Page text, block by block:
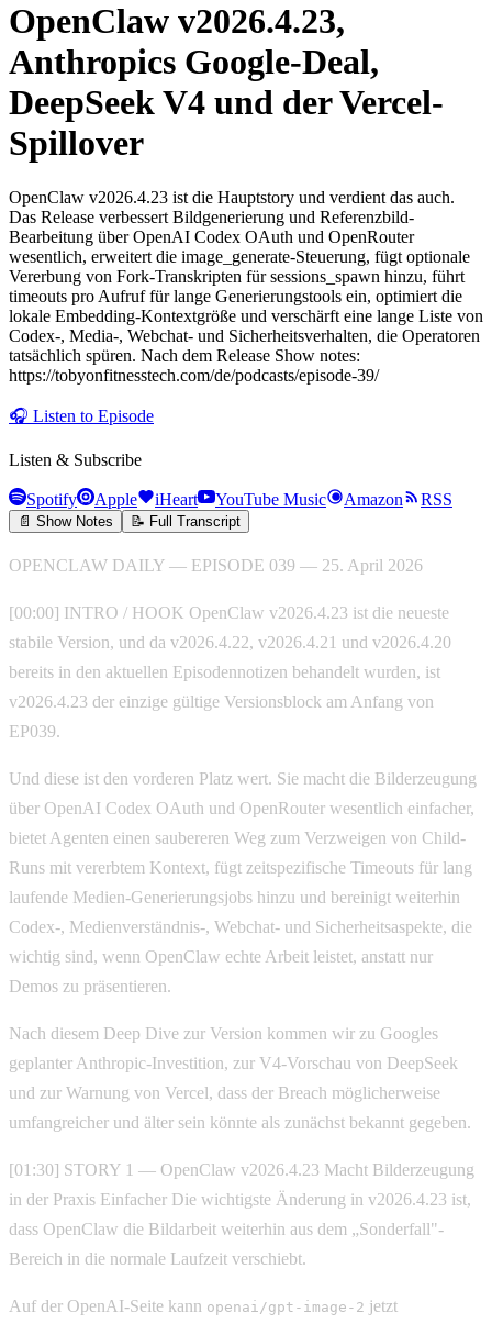
OpenClaw v2026.4.23,
Anthropics Google-Deal,
DeepSeek V4 und der Vercel-
Spillover
OpenClaw v2026.4.23 ist die Hauptstory und verdient das auch.
Das Release verbessert Bildgenerierung und Referenzbild-
Bearbeitung über OpenAI Codex OAuth und OpenRouter
wesentlich, erweitert die image_generate-Steuerung, fügt optionale
Vererbung von Fork-Transkripten für sessions_spawn hinzu, führt
timeouts pro Aufruf für lange Generierungstools ein, optimiert die
lokale Embedding-Kontextgröße und verschärft eine lange Liste von
Codex-, Media-, Webchat- und Sicherheitsverhalten, die Operatoren
tatsächlich spüren. Nach dem Release Show notes:
https://tobyonfitnesstech.com/de/podcasts/episode-39/
🎧 Listen to Episode
Listen & Subscribe
Spotify Apple iHeart YouTube Music Amazon RSS
📄 Show Notes 📝 Full Transcript
OPENCLAW DAILY — EPISODE 039 — 25. April 2026
[00:00] INTRO / HOOK OpenClaw v2026.4.23 ist die neueste
stabile Version, und da v2026.4.22, v2026.4.21 und v2026.4.20
bereits in den aktuellen Episodennotizen behandelt wurden, ist
v2026.4.23 der einzige gültige Versionsblock am Anfang von
EP039.
Und diese ist den vorderen Platz wert. Sie macht die Bilderzeugung
über OpenAI Codex OAuth und OpenRouter wesentlich einfacher,
bietet Agenten einen saubereren Weg zum Verzweigen von Child-
Runs mit vererbtem Kontext, fügt zeitspezifische Timeouts für lang
laufende Medien-Generierungsjobs hinzu und bereinigt weiterhin
Codex-, Medienverständnis-, Webchat- und Sicherheitsaspekte, die
wichtig sind, wenn OpenClaw echte Arbeit leistet, anstatt nur
Demos zu präsentieren.
Nach diesem Deep Dive zur Version kommen wir zu Googles
geplanter Anthropic-Investition, zur V4-Vorschau von DeepSeek
und zur Warnung von Vercel, dass der Breach möglicherweise
umfangreicher und älter sein könnte als zunächst bekannt gegeben.
[01:30] STORY 1 — OpenClaw v2026.4.23 Macht Bilderzeugung
in der Praxis Einfacher Die wichtigste Änderung in v2026.4.23 ist,
dass OpenClaw die Bildarbeit weiterhin aus dem „Sonderfall"-
Bereich in die normale Laufzeit verschiebt.
Auf der OpenAI-Seite kann openai/gpt-image-2 jetzt